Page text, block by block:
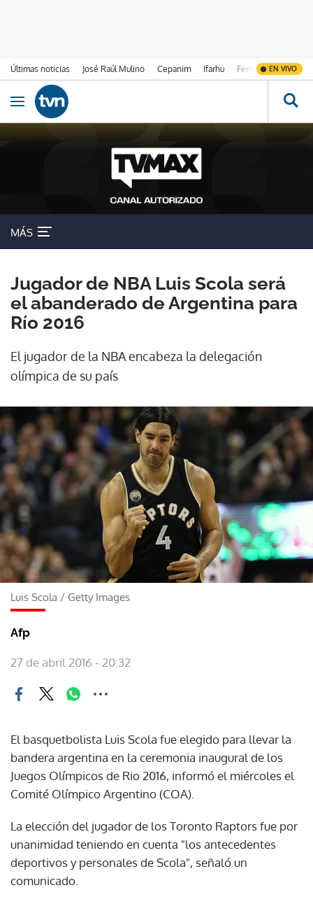
Últimas noticias José Raúl Mulino Cepanim Ifarhu Fenómeno de El
EN VIVO
Ir al contenido
Obrir navegació
MÁS
Jugador de NBA Luis Scola será
el abanderado de Argentina para
Río 2016
El jugador de la NBA encabeza la delegación
olímpica de su país
Luis Scola / Getty Images
Afp
27 de abril 2016 - 20:32
El basquetbolista Luis Scola fue elegido para llevar la
bandera argentina en la ceremonia inaugural de los
Juegos Olímpicos de Rio 2016, informó el miércoles el
Comité Olímpico Argentino (COA).
La elección del jugador de los Toronto Raptors fue por
unanimidad teniendo en cuenta "los antecedentes
deportivos y personales de Scola", señaló un
comunicado.